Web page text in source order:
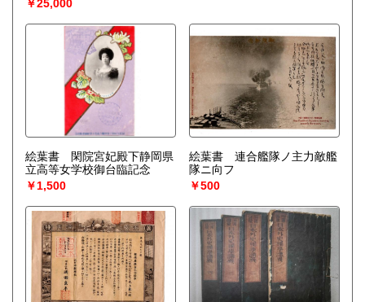
￥25,000
絵葉書 閑院宮妃殿下静岡県
立高等女学校御台臨記念
￥1,500
絵葉書 連合艦隊ノ主力敵艦
隊ニ向フ
￥500